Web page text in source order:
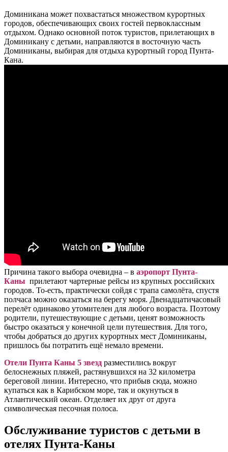
Доминикана может похвастаться множеством курортных
городов, обеспечивающих своих гостей первоклассным
отдыхом. Однако основной поток туристов, прилетающих в
Доминикану с детьми, направляются в восточную часть
Доминиканы, выбирая для отдыха курортный город Пунта-
Кана.
Причина такого выбора очевидна – в аэропорт Пунта-
Каны прилетают чартерные рейсы из крупных российских
городов. То-есть, практически сойдя с трапа самолёта, спустя
полчаса можно оказаться на берегу моря. Двенадцатичасовый
перелёт одинаково утомителен для любого возраста. Поэтому
родители, путешествующие с детьми, ценят возможность
быстро оказаться у конечной цели путешествия. Для того,
чтобы добраться до других курортных мест Доминиканы,
пришлось бы потратить ещё немало времени.
Отели Пунта Каны 5 звезд разместились вокруг
белоснежных пляжей, растянувшихся на 32 километра
береговой линии. Интересно, что прибыв сюда, можно
купаться как в Карибском море, так и окунуться в
Атлантический океан. Отделяет их друг от друга
символическая песочная полоса.
Обслуживание туристов с детьми в
отелях Пунта-Каны